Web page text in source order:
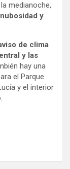
medianoche,
nubosidad y
de clima
y las
hay una
el Parque
y el interior